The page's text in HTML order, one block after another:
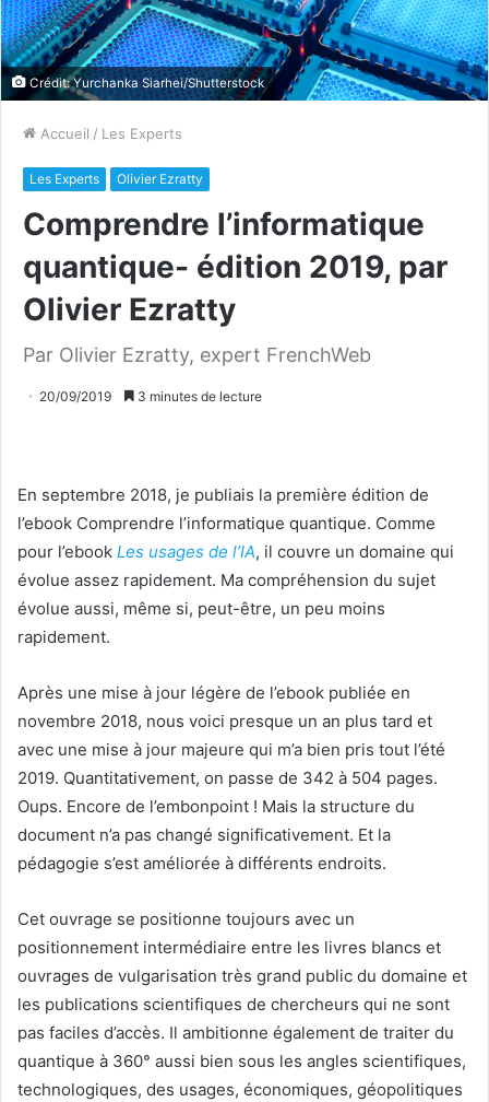
Crédit: Yurchanka Siarhei/Shutterstock
Accueil / Les Experts
Les Experts Olivier Ezratty
Comprendre l’informatique
quantique- édition 2019, par
Olivier Ezratty
Par Olivier Ezratty, expert FrenchWeb
20/09/2019 3 minutes de lecture
En septembre 2018, je publiais la première édition de
l’ebook Comprendre l’informatique quantique. Comme
pour l’ebook Les usages de l’IA, il couvre un domaine qui
évolue assez rapidement. Ma compréhension du sujet
évolue aussi, même si, peut-être, un peu moins
rapidement.
Après une mise à jour légère de l’ebook publiée en
novembre 2018, nous voici presque un an plus tard et
avec une mise à jour majeure qui m’a bien pris tout l’été
2019. Quantitativement, on passe de 342 à 504 pages.
Oups. Encore de l’embonpoint ! Mais la structure du
document n’a pas changé significativement. Et la
pédagogie s’est améliorée à différents endroits.
Cet ouvrage se positionne toujours avec un
positionnement intermédiaire entre les livres blancs et
ouvrages de vulgarisation très grand public du domaine et
les publications scientifiques de chercheurs qui ne sont
pas faciles d’accès. Il ambitionne également de traiter du
quantique à 360° aussi bien sous les angles scientifiques,
technologiques, des usages, économiques, géopolitiques